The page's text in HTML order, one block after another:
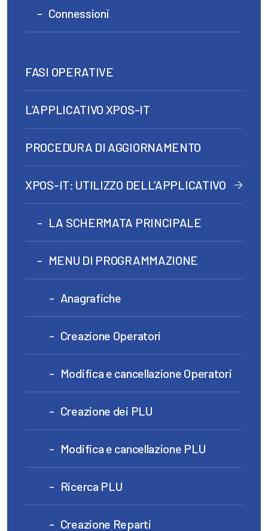
Connessioni
FASI OPERATIVE
L’APPLICATIVO XPOS-IT
PROCEDURA DI AGGIORNAMENTO
XPOS-IT: UTILIZZO DELL’APPLICATIVO
LA SCHERMATA PRINCIPALE
MENU DI PROGRAMMAZIONE
Anagrafiche
Creazione Operatori
Modifica e cancellazione Operatori
Creazione dei PLU
Modifica e cancellazione PLU
Ricerca PLU
Creazione Reparti